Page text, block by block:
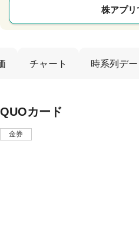
株アプリ
チャート 時系列デー
QUOカード
金券